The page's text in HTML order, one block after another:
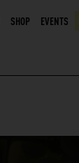
SHOP EVENTS